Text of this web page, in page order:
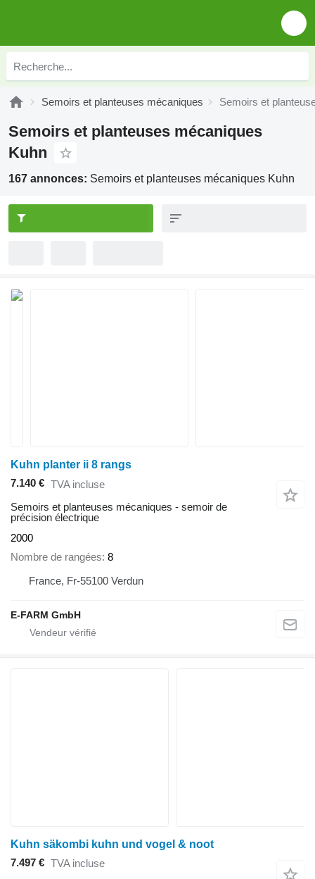
Semoirs et planteuses mécaniques Semoirs et
Semoirs et planteuses mécaniques
Kuhn
167 annonces: Semoirs et planteuses mécaniques Kuhn
Kuhn planter ii 8 rangs
7.140 € TVA incluse
Semoirs et planteuses mécaniques - semoir de
précision électrique
2000
Nombre de rangées 8
France, Fr-55100 Verdun
E-FARM GmbH
Kuhn säkombi kuhn und vogel & noot
7.497 € TVA incluse